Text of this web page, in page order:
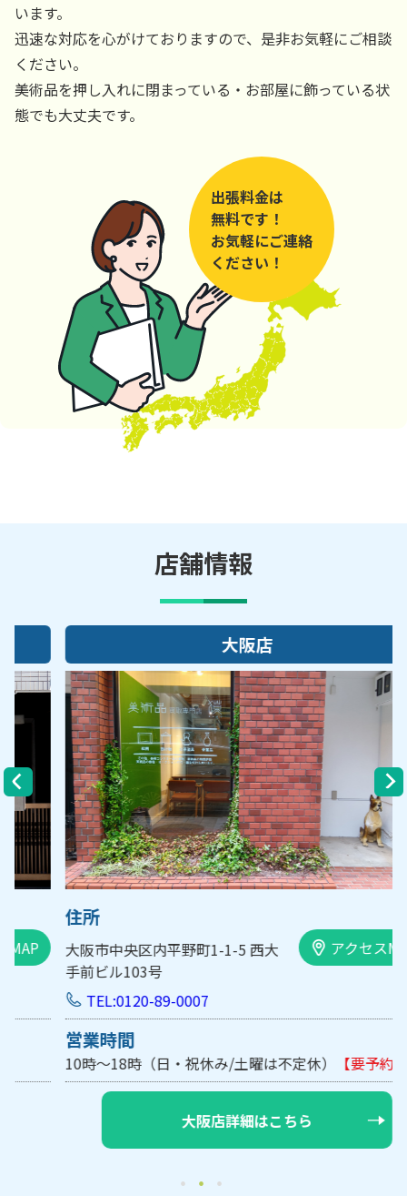
います。
迅速な対応を心がけておりますので、是非お気軽にご相談
ください。
美術品を押し入れに閉まっている・お部屋に飾っている状
態でも大丈夫です。
出張料金は
無料です！
お気軽にご連絡
ください！
店舗情報
大阪店
大阪市中央区内平野町1-1-5 西大
手前ビル103号
アクセスMAP
TEL:0120-89-0007
営業時間
10時～18時（日・祝休み/土曜は不定休）【要予約】
大阪店詳細はこちら